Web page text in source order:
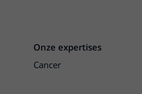
Onze expertises
Cancer